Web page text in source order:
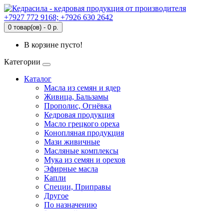
+7927 772 9168; +7926 630 2642
0 товар(ов) - 0 р.
В корзине пусто!
Категории
Каталог
Масла из семян и ядер
Живица, Бальзамы
Прополис, Огнёвка
Кедровая продукция
Масло грецкого ореха
Конопляная продукция
Мази живичные
Масляные комплексы
Мука из семян и орехов
Эфирные масла
Капли
Специи, Приправы
Другое
По назначению